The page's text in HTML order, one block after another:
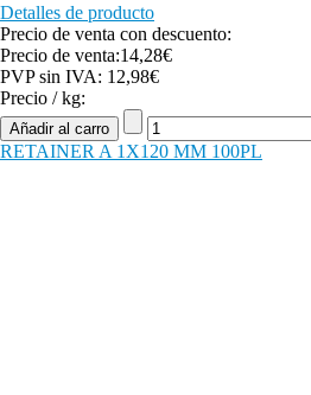
Detalles de producto
Precio de venta con descuento:
Precio de venta:14,28€
PVP sin IVA: 12,98€
Precio / kg:
RETAINER A 1X120 MM 100PL